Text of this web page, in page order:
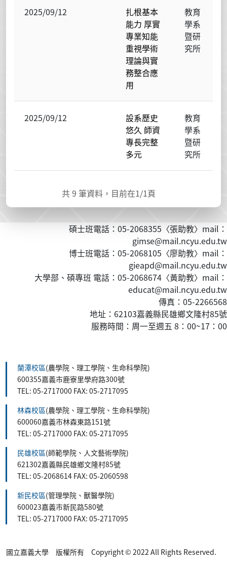
2025/09/12
扎根基本
能力 厚實
專業知能
重視學術
理論與實
務整合應
用
教育
學系
暨研
究所
2025/09/12
設系歷史
悠久 師資
專長完整
多元
教育
學系
暨研
究所
共9 筆資料，目前在1/1頁
碩士班電話：05-2068355〈張助教〉mail：
gimse@mail.ncyu.edu.tw
博士班電話：05-2068105〈廖助教〉mail：
gieapd@mail.ncyu.edu.tw
大學部、碩專班 電話：05-2068674〈黃助教〉mail：
educat@mail.ncyu.edu.tw
傳真：05-2266568
地址：62103嘉義縣民雄鄉文隆村85號
服務時間：周一至週五 8：00~17：00
蘭潭校區(農學院、理工學院、生命科學院)
600355嘉義市鹿寮里學府路300號
TEL: 05-2717000 FAX: 05-2717095
林森校區(農學院、理工學院、生命科學院)
600060嘉義市林森東路151號
TEL: 05-2717000 FAX: 05-2717095
民雄校區(師範學院、人文藝術學院)
621302嘉義縣民雄鄉文隆村85號
TEL: 05-2068614 FAX: 05-2060598
新民校區(管理學院、獸醫學院)
600023嘉義市新民路580號
TEL: 05-2717000 FAX: 05-2717095
國立嘉義大學 版權所有 Copyright © 2022 All Rights Reserved.